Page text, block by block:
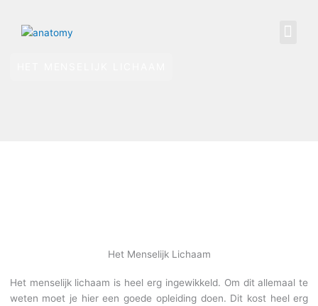
Het Menselijk Lichaam
Het menselijk lichaam is heel erg ingewikkeld. Om dit allemaal te
weten moet je hier een goede opleiding doen. Dit kost heel erg